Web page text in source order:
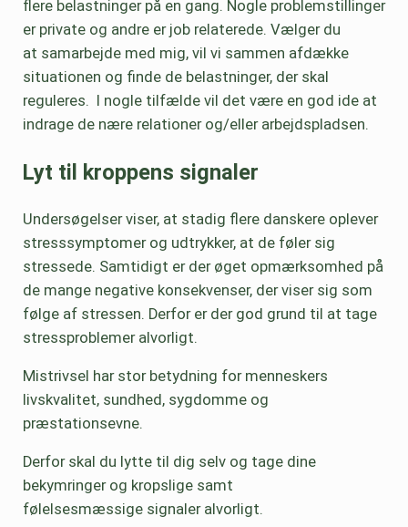
flere belastninger på en gang. Nogle problemstillinger
er private og andre er job relaterede. Vælger du
at samarbejde med mig, vil vi sammen afdække
situationen og finde de belastninger, der skal
reguleres. I nogle tilfælde vil det være en god ide at
indrage de nære relationer og/eller arbejdspladsen.
Lyt til kroppens signaler
Undersøgelser viser, at stadig flere danskere oplever
stresssymptomer og udtrykker, at de føler sig
stressede. Samtidigt er der øget opmærksomhed på
de mange negative konsekvenser, der viser sig som
følge af stressen. Derfor er der god grund til at tage
stressproblemer alvorligt.
Mistrivsel har stor betydning for menneskers
livskvalitet, sundhed, sygdomme og
præstationsevne.
Derfor skal du lytte til dig selv og tage dine
bekymringer og kropslige samt
følelsesmæssige signaler alvorligt.